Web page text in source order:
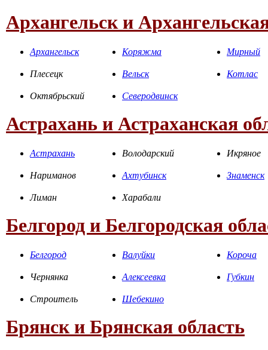
Архангельск и
Архангельск Коряжма Мирный
Плесецк Вельск Котлас
Октябрьский Северодвинск
Астрахань и Астраханская
Астрахань Володарский Икряное
Нариманов Ахтубинск Знаменск
Лиман Харабали
Белгород и Белгородская
Белгород Валуйки Короча
Чернянка Алексеевка Губкин
Строитель Шебекино
Брянск и Брянская область